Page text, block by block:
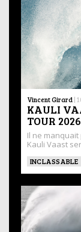
Vincent Girard |
KAULI
TOUR
Il ne manquait
Kauli Vaast
INCLASSABLE